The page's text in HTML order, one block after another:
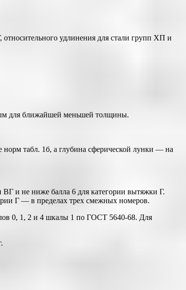
удлинения для стали групп ХП и
для ближайшей меньшей толщины.
табл. 1б, а глубина сферической лунки — на
и не ниже балла 6 для категории вытяжки Г.
Г — в пределах трех смежных номеров.
0, 1, 2 и 4 шкалы 1 по ГОСТ 5640-68. Для